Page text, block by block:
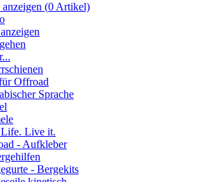
(0 Artikel)
Offroad
Sprache
Live it.
- Aufkleber
- Bergekits